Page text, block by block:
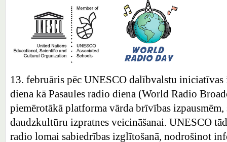
13. februāris pēc UNESCO dalībvalstu iniciatīvas
diena kā Pasaules radio diena (World Radio
piemērotākā platforma vārda brīvības izpausmēm,
daudzkultūru izpratnes veicināšanai. UNESCO
radio lomai sabiedrības izglītošanā, nodrošinot